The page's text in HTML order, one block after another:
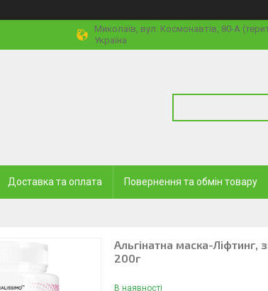
Миколаїв, вул. Космонавтів, 80-А
Україна
Доставка та оплата Повернення та обмін товару
Альгінатна маска-
200г
В наявності